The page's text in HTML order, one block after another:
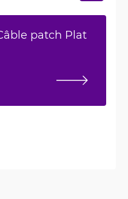
patch Plat